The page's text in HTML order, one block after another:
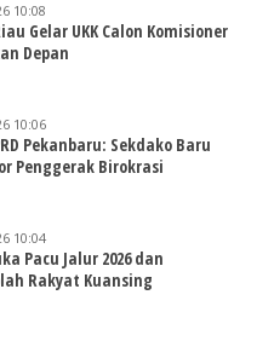
10:08
Gelar UKK Calon Komisioner
Depan
10:06
Pekanbaru: Sekdako Baru
Penggerak Birokrasi
10:04
Pacu Jalur 2026 dan
Rakyat Kuansing